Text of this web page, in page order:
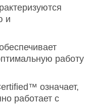
и
работу
означает,
работает с